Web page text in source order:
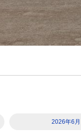
2026年6月